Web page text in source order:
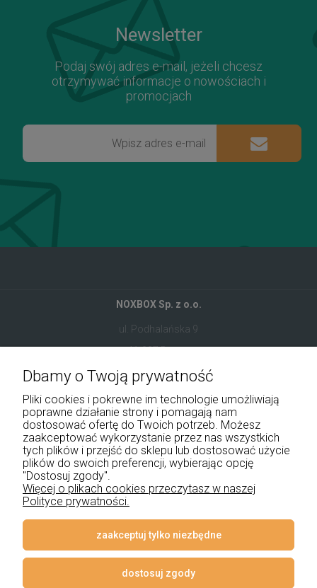
Newsletter
Podaj swój adres e-mail, jeżeli chcesz
otrzymywać informacje o nowościach i
promocjach
NOXBOX Sp. z o.o.
ul. Podhalańska 9
41-907 Bytom
+48 534 555 344
sklep@noxbox.pl
Pomoc
Płatności i dostawa
Informacje
Dbamy o Twoją prywatność
Pliki cookies i pokrewne im technologie umożliwiają
poprawne działanie strony i pomagają nam
dostosować ofertę do Twoich potrzeb. Możesz
zaakceptować wykorzystanie przez nas wszystkich
tych plików i przejść do sklepu lub dostosować użycie
plików do swoich preferencji, wybierając opcję
"Dostosuj zgody".
Więcej o plikach cookies przeczytasz w naszej
Polityce prywatności.
zaakceptuj tylko niezbędne
dostosuj zgody